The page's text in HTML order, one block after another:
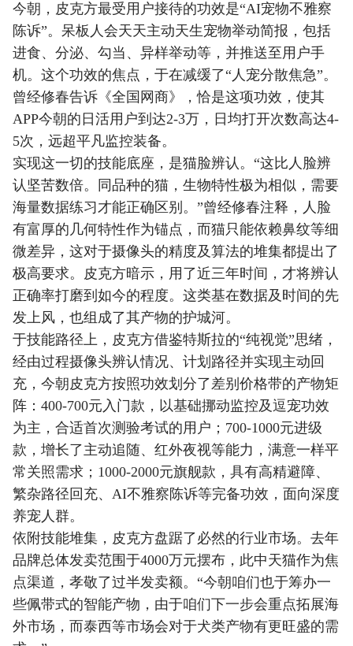
今朝，皮克方最受用户接待的功效是“AI宠物不雅察
陈诉”。呆板人会天天主动天生宠物举动简报，包括
进食、分泌、勾当、异样举动等，并推送至用户手
机。这个功效的焦点，于在减缓了“人宠分散焦急”。
曾经修春告诉《全国网商》，恰是这项功效，使其
APP今朝的日活用户到达2-3万，日均打开次数高达4-
5次，远超平凡监控装备。
实现这一切的技能底座，是猫脸辨认。“这比人脸辨
认坚苦数倍。同品种的猫，生物特性极为相似，需要
海量数据练习才能正确区别。”曾经修春注释，人脸
有富厚的几何特性作为锚点，而猫只能依赖鼻纹等细
微差异，这对于摄像头的精度及算法的堆集都提出了
极高要求。皮克方暗示，用了近三年时间，才将辨认
正确率打磨到如今的程度。这类基在数据及时间的先
发上风，也组成了其产物的护城河。
于技能路径上，皮克方借鉴特斯拉的“纯视觉”思绪，
经由过程摄像头辨认情况、计划路径并实现主动回
充，今朝皮克方按照功效划分了差别价格带的产物矩
阵：400-700元入门款，以基础挪动监控及逗宠功效
为主，合适首次测验考试的用户；700-1000元进级
款，增长了主动追随、红外夜视等能力，满意一样平
常关照需求；1000-2000元旗舰款，具有高精避障、
繁杂路径回充、AI不雅察陈诉等完备功效，面向深度
养宠人群。
依附技能堆集，皮克方盘踞了必然的行业市场。去年
品牌总体发卖范围于4000万元摆布，此中天猫作为焦
点渠道，孝敬了过半发卖额。“今朝咱们也于筹办一
些佩带式的智能产物，由于咱们下一步会重点拓展海
外市场，而泰西等市场会对于犬类产物有更旺盛的需